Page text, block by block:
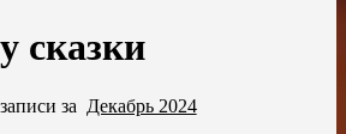
сказки
за Декабрь 2024